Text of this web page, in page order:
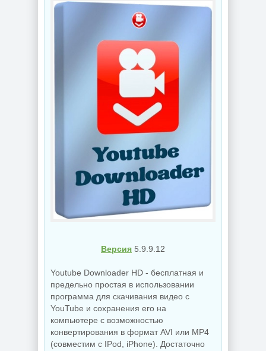
Версия 5.9.9.12
Youtube Downloader HD - бесплатная и
предельно простая в использовании
программа для скачивания видео с
YouTube и сохранения его на
компьютере с возможностью
конвертирования в формат AVI или MP4
(совместим с IPod, iPhone). Достаточно